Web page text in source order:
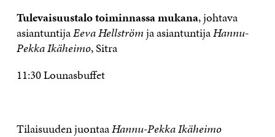
Tulevaisuustalo toiminnassa mukana, johtava
asiantuntijaEeva Hellströmja asiantuntijaHannu-
Pekka Ikäheimo, Sitra
11:30 Lounasbuffet
Tilaisuuden juontaaHannu-Pekka Ikäheimo